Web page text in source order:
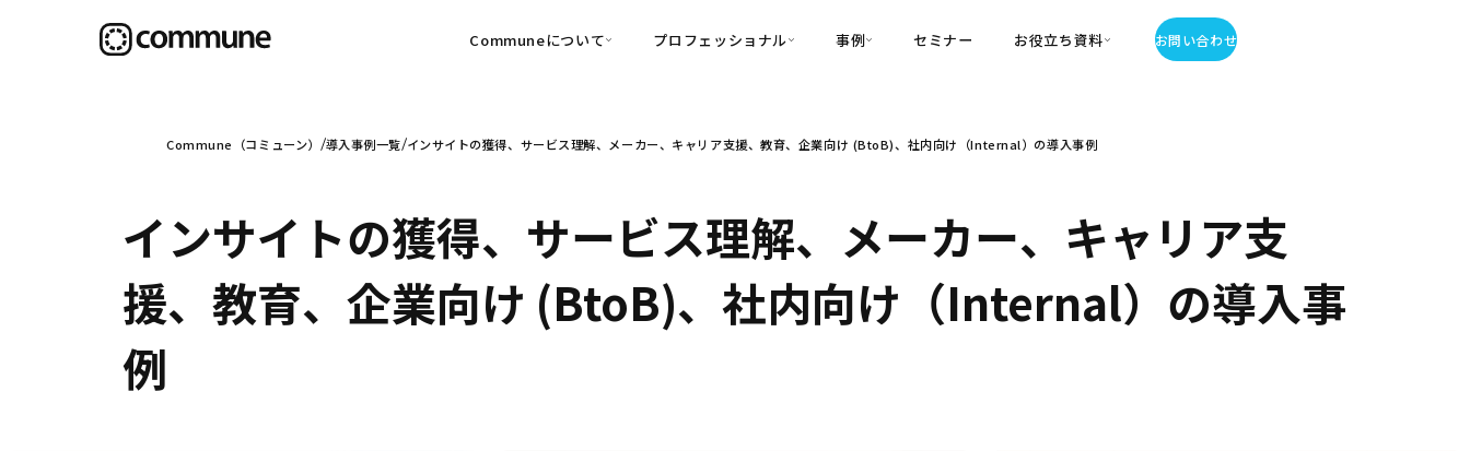
Communeについて
可視化
育成
・Commune Voice ・Commune Navigator
信頼を醸成する信頼起点経営基盤
・Commune CRM（旧：
SuccessHub）
プロフェッショナル
・Customer-Led Growth
事例
導入事例
セミナー お役立ち資料
・お役立ち資料
お問い合わせ
Commune（コミューン） 導入事例一覧 インサイトの獲得、サービス理解、メーカー、キャリア支援、教育、企業向け (BtoB)、社内向け（Internal）の導入事例
インサイトの獲得、サービス理解、メーカー、キャリア支
援、教育、企業向け (BtoB)、社内向け（Internal）の導入事
例